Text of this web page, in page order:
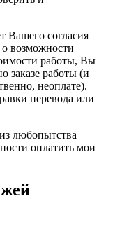
Вашего согласия
о возможности
работы, Вы
заказе работы (и
неоплате).
перевода или
любопытства
оплатить мои